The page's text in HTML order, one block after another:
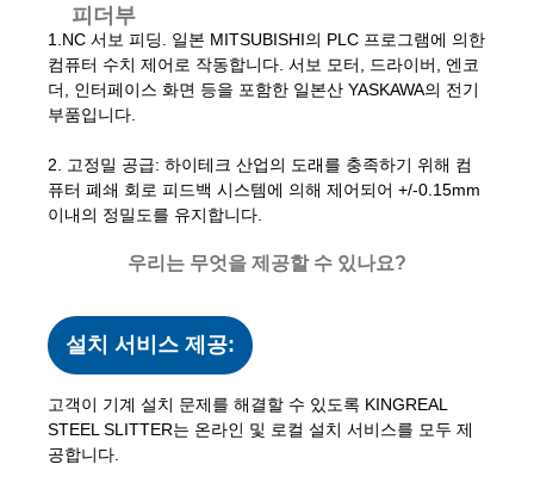
피더부
1.NC 서보 피딩. 일본 MITSUBISHI의 PLC 프로그램에 의한
컴퓨터 수치 제어로 작동합니다. 서보 모터, 드라이버, 엔코
더, 인터페이스 화면 등을 포함한 일본산 YASKAWA의 전기
부품입니다.
2. 고정밀 공급: 하이테크 산업의 도래를 충족하기 위해 컴
퓨터 폐쇄 회로 피드백 시스템에 의해 제어되어 +/-0.15mm
이내의 정밀도를 유지합니다.
우리는 무엇을 제공할 수 있나요?
설치 서비스 제공:
고객이 기계 설치 문제를 해결할 수 있도록 KINGREAL
STEEL SLITTER는 온라인 및 로컬 설치 서비스를 모두 제
공합니다.